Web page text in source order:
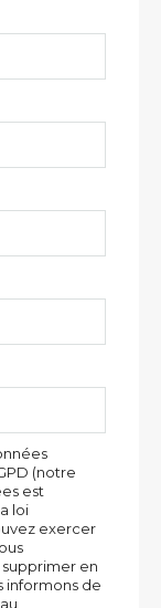
(notre
est
loi
exercer
en
informons de